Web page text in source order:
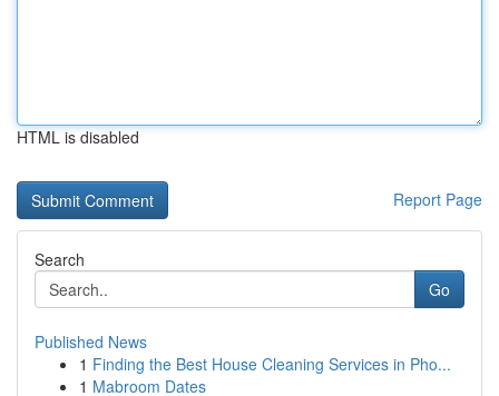
HTML is disabled
Report Page
Search
Go
Published News
1 Finding the Best House Cleaning Services in Pho...
1 Mabroom Dates